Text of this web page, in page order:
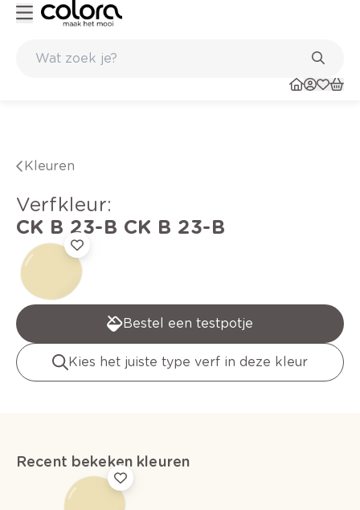
Kleuren
verfkleur:
CK B 23-B CK B 23-B
Bestel een testpotje
Kies het juiste type verf in deze kleur
Recent bekeken kleuren